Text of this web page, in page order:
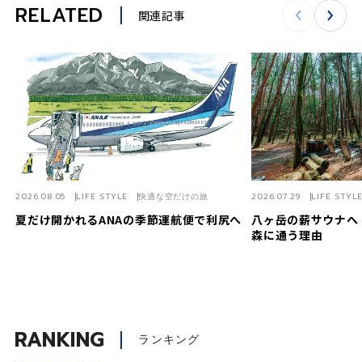
RELATED 関連記事
夏だけ開かれるANAの季節運航便で利尻へ
2026.08.05 LIFE STYLE 快適な空だけの旅
八ヶ岳の薪サウナ
森に通う理由
2026.07.29 LIFE
RANKING ランキング